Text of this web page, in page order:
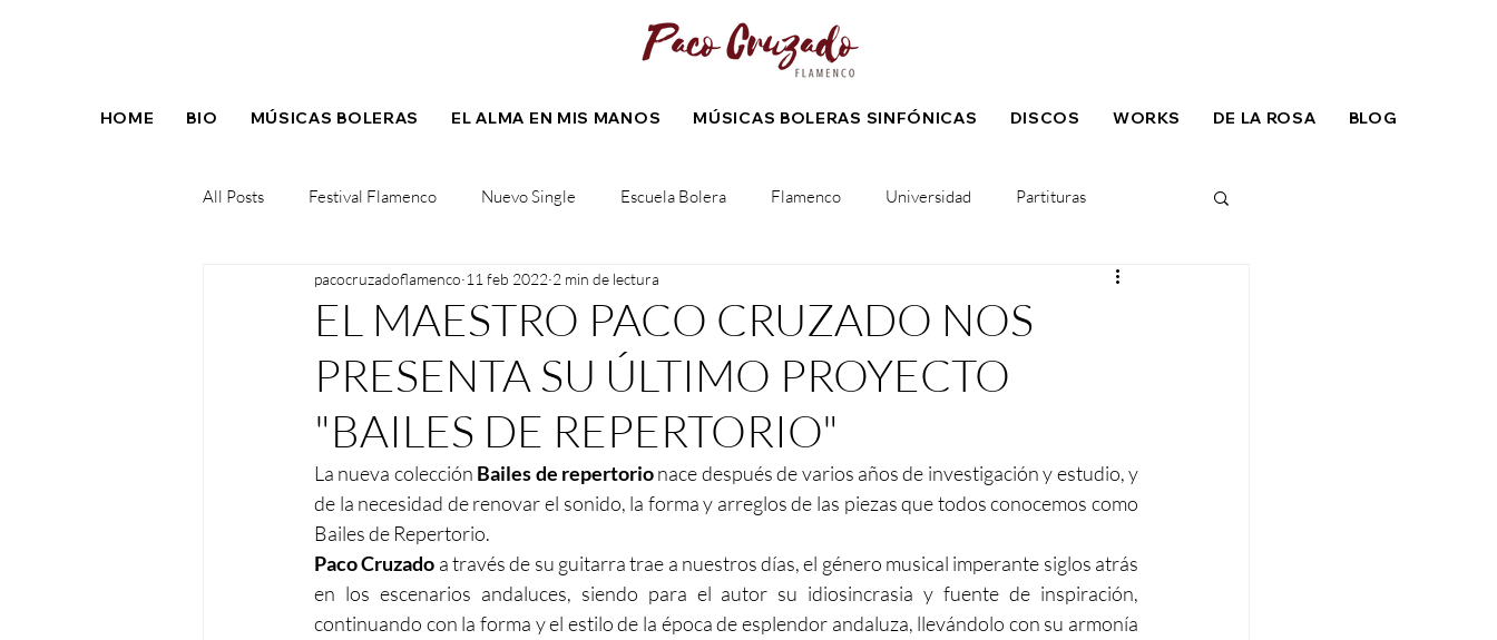
HOME BIO MÚSICAS BOLERAS EL ALMA EN MIS MANOS MÚSICAS BOLERAS SINFÓNICAS DISCOS WORKS DE LA ROSA BLOG
All Posts Festival Flamenco Nuevo Single Escuela Bolera Flamenco Universidad Partituras
Concierto Nuevo album Colaboración Composición
EL MAESTRO PACO CRUZADO NOS
PRESENTA SU ÚLTIMO PROYECTO
"BAILES DE REPERTORIO"
pacocruzadoflamenco 11 feb 2022 2 min de lectura
La nueva colección Bailes de repertorio nace después de varios años de investigación y estudio, y
de la necesidad de renovar el sonido, la forma y arreglos de las piezas que todos conocemos como
Bailes de Repertorio.
Paco Cruzado a través de su guitarra trae a nuestros días, el género musical imperante siglos atrás
en los escenarios andaluces, siendo para el autor su idiosincrasia y fuente de inspiración,
continuando con la forma y el estilo de la época de esplendor andaluza, llevándolo con su armonía